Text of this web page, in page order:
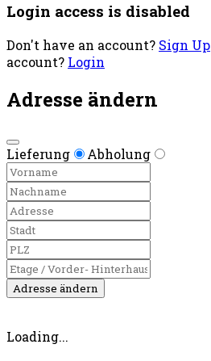
Login access is disabled
Don't have an account? Sign Up
account? Login
Adresse ändern
Lieferung Abholung
Adresse ändern
Loading...